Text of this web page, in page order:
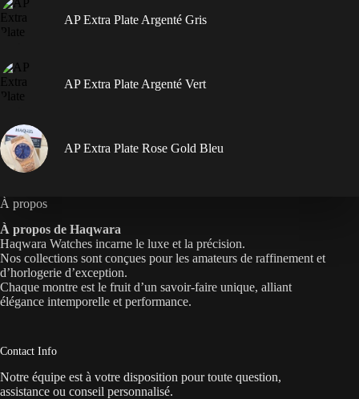
AP Extra Plate Argenté Gris
AP Extra Plate Argenté Vert
AP Extra Plate Rose Gold Bleu
À propos
À propos de Haqwara
Haqwara Watches incarne le luxe et la précision.
Nos collections sont conçues pour les amateurs de raffinement et
d’horlogerie d’exception.
Chaque montre est le fruit d’un savoir-faire unique, alliant
élégance intemporelle et performance.
Contact Info
Notre équipe est à votre disposition pour toute question,
assistance ou conseil personnalisé.